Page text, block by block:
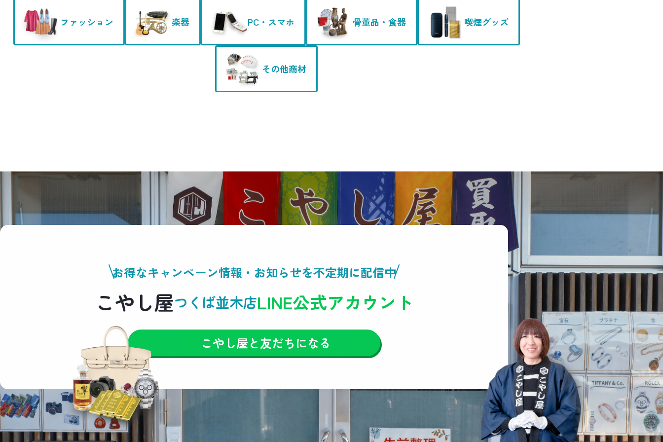
ファッション 楽器 PC・スマホ 骨董品・食器 喫煙グッズ
その他商材
お得なキャンペーン情報・ お知らせを不定期に配信中
こやし屋つくば並木店LINE公式アカウント
こやし屋と友だちになる